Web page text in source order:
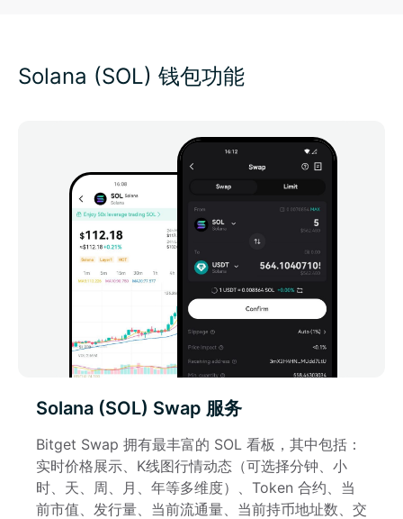
Solana (SOL) 钱包功能
Solana (SOL) Swap 服务
Bitget Swap 拥有最丰富的 SOL 看板，其中包括：
实时价格展示、K线图行情动态（可选择分钟、小
时、天、周、月、年等多维度）、Token 合约、当
前市值、发行量、当前流通量、当前持币地址数、交